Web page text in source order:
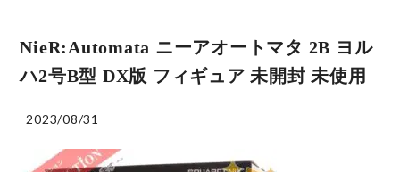
NieR:Automata ニーアオートマタ 2B ヨル
ハ2号B型 DX版 フィギュア 未開封 未使用
2023/08/31